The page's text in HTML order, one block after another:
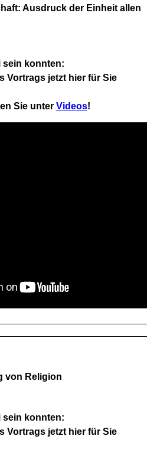
Ausdruck der Einheit allen
sein konnten:
Vortrags jetzt hier für Sie
Sie unter Videos!
von Religion
sein konnten:
Vortrags jetzt hier für Sie